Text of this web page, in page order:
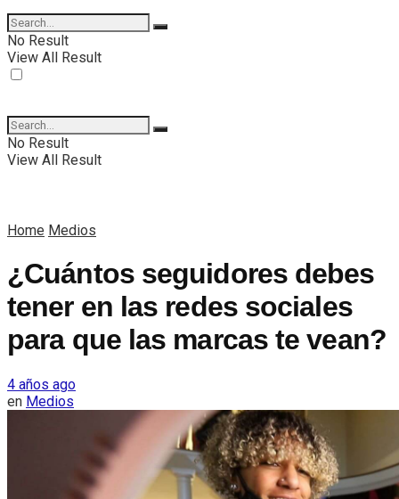
No Result
View All Result
No Result
View All Result
Home Medios
¿Cuántos seguidores debes
tener en las redes sociales
para que las marcas te vean?
4 años ago
en Medios